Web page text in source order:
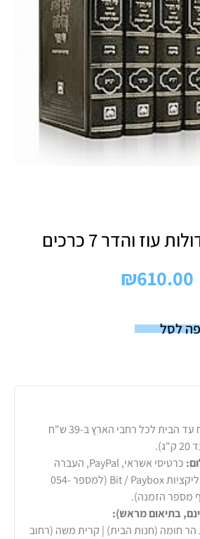
עוז והדר 7 כרכים
₪610.00
לסל
שליח עד הבית לכל רחבי הארץ ב-39 ש"ח
כרטיסי אשראי, PayPal, העברה
בנקאית או באפליקציות Bit / Paybox (למספר 054-
בתיאום מראש):
הר חומה (חנות הבית) | קרית משה (רחוב